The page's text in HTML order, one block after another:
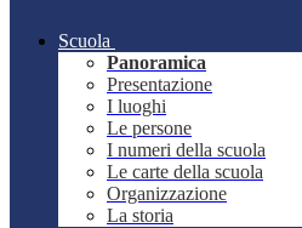
Scuola
Panoramica
Presentazione
I luoghi
Le persone
I numeri della scuola
Le carte della scuola
Organizzazione
La storia